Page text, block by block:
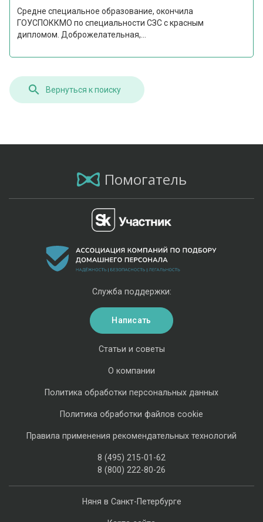
Средне специальное образование, окончила
ГОУСПОККМО по специальности СЗС с красным
дипломом. Доброжелательная,...
Вернуться к поиску
Помогатель
Няня в Санкт-Петербурге
Статьи и советы
О компании
Политика обработки персональных данных
Политика обработки файлов cookie
Правила применения рекомендательных технологий
8 (495) 215-01-62
8 (800) 222-80-26
Служба поддержки:
Написать